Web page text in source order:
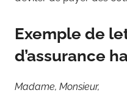
Exemple de
d’assurance
Madame, Monsieur,